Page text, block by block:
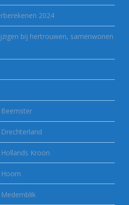
2024
bij hertrouwen, samenwonen
Kroon